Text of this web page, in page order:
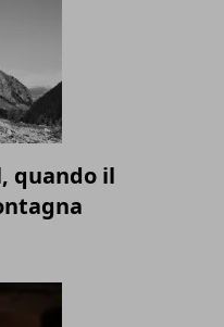
quando il